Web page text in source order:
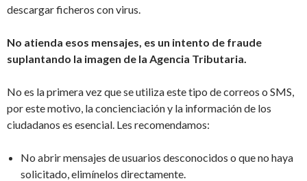
descargar ficheros con virus.
No atienda esos mensajes, es un intento de fraude
suplantando la imagen de la Agencia Tributaria.
No es la primera vez que se utiliza este tipo de correos o SMS,
por este motivo, la concienciación y la información de los
ciudadanos es esencial. Les recomendamos:
No abrir mensajes de usuarios desconocidos o que no haya
solicitado, elimínelos directamente.